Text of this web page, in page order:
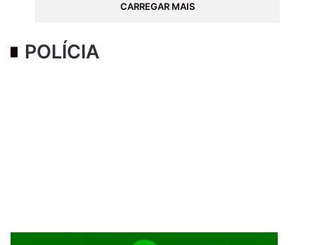
CARREGAR MAIS
POLÍCIA